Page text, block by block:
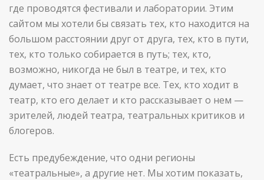
где проводятся фестивали и лаборатории. Этим
сайтом мы хотели бы связать тех, кто находится на
большом расстоянии друг от друга, тех, кто в пути,
тех, кто только собирается в путь; тех, кто,
возможно, никогда не был в театре, и тех, кто
думает, что знает от театре все. Тех, кто ходит в
театр, кто его делает и кто рассказывает о нем —
зрителей, людей театра, театральных критиков и
блогеров.
Есть предубеждение, что одни регионы
«театральные», а другие нет. Мы хотим показать,